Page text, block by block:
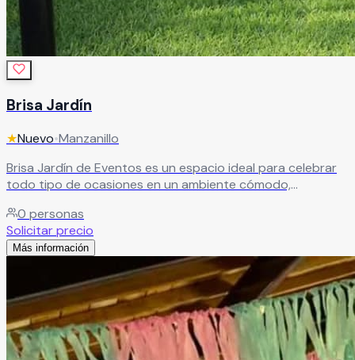
Brisa Jardín
★Nuevo•Manzanillo
Brisa Jardín de Eventos es un espacio ideal para celebrar
todo tipo de ocasiones en un ambiente cómodo,
Manzanillo. Este salón de fiestas es perfecto para bodas,
XV años, cumpleaños, aniversarios, graduaciones,
reuniones familiares y eventos sociales, ofreciendo
instalaciones versátiles para disfrutar momentos
inolvidables junto a familiares y amigos. Ubicado en la zona
de Las Brisas, Brisa Jardín de Eventos cuenta con facilidad
de estacionamiento y un ambiente pensado para brindar
comodidad y una experiencia memorable en cada
celebración.Leer más
0 personas
Solicitar precio
Más información